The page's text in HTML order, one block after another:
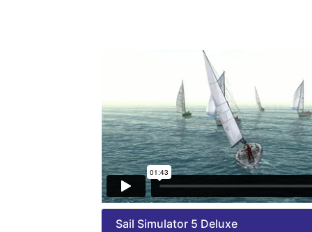
Sail Simulator 5 Deluxe